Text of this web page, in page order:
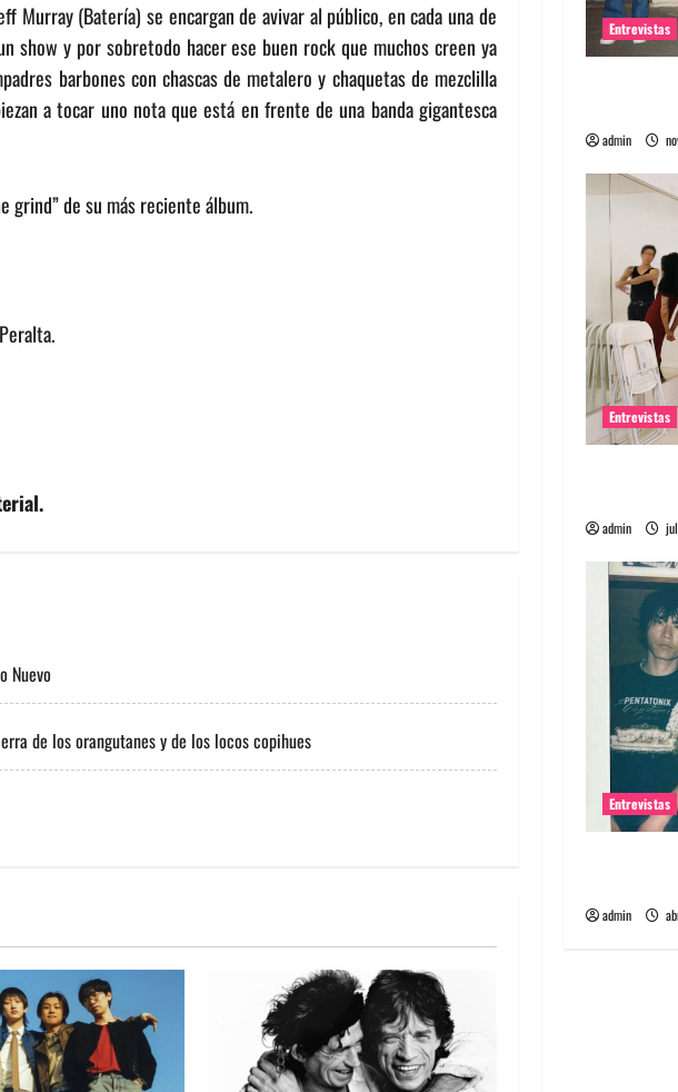
Murray (Batería) se encargan de avivar al público, en cada una de
show y por sobretodo hacer ese buen rock que muchos creen ya
barbones con chascas de metalero y chaquetas de mezclilla
a tocar uno nota que está en frente de una banda gigantesca
grind” de su más reciente álbum.
Nuevo
de los orangutanes y de los locos copihues
Entrevistas
admin
Entrevistas
admin
Entrevistas
admin